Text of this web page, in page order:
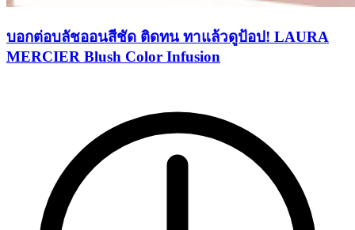
บอกต่อบลัชออนสีชัด ติดทน ทาแล้วดูป้อป! LAURA
MERCIER Blush Color Infusion